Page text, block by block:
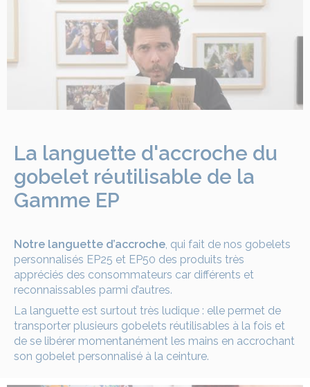
La languette d'accroche du
gobelet réutilisable de la
Gamme EP
Notre languette d’accroche, qui fait de nos gobelets
personnalisés EP25 et EP50 des produits très
appréciés des consommateurs car différents et
reconnaissables parmi d’autres.
La languette est surtout très ludique : elle permet de
transporter plusieurs gobelets réutilisables à la fois et
de se libérer momentanément les mains en accrochant
son gobelet personnalisé à la ceinture.